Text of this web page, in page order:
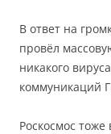
В ответ на
провёл
никакого
коммуникаций
Роскосмос